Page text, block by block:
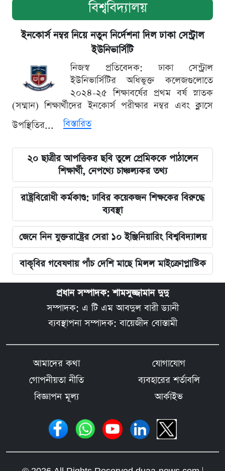
বিশ্ববিদ্যালয়
ইনকোর্স নম্বর নিয়ে নতুন নির্দেশনা দিল ঢাকা সেন্ট্রাল
ইউনিভার্সিটি
নিজস্ব প্রতিবেদক: ঢাকা সেন্ট্রাল
ইউনিভার্সিটির অধিভুক্ত কলেজগুলোতে
২০২৪-২৫ শিক্ষাবর্ষের প্রথম বর্ষ স্নাতক
(সম্মান) শিক্ষার্থীদের ইনকোর্স পরীক্ষার নম্বর এবং ক্লাসে
উপস্থিতির...
বিস্তারিত
২০ ছাত্রীর আপত্তিকর ছবি তুলে প্রেমিককে পাঠালেন
শিক্ষার্থী, নেপথ্যে চাঞ্চল্যকর তথ্য
রাষ্ট্রবিরোধী কর্মকাণ্ড: ঢাবির কয়েকজন শিক্ষকের বিরুদ্ধে
ব্যবস্থা
জেনে নিন যুক্তরাষ্ট্রের সেরা ১০ ইঞ্জিনিয়ারিং বিশ্ববিদ্যালয়
বাকৃবির গবেষণায় পাঁচ দেশি মাছে মিলল মাইক্রোপ্লাস্টিক
প্রধান সম্পাদক: শামসুজ্জামান দুদু
সম্পাদক: এ টি এম আবদুল বারী ড্যানী
ব্যবস্থাপনা সম্পাদক: বায়েজীদ বোস্তামী
আমাদের কথা
যোগাযোগ
গোপনীয়তা নীতি
ব্যবহারের শর্তাবলি
বিজ্ঞাপন মূল্য
আর্কাইভ